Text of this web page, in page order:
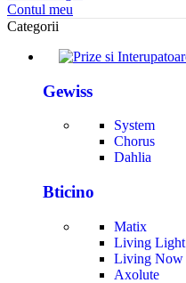
Contul meu
Categorii
Gewiss
System
Chorus
Dahlia
Bticino
Matix
Living Light
Living Now
Axolute